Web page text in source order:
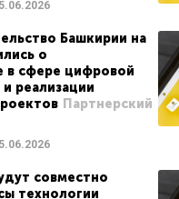
Башкирии на
о
в сфере цифровой
реализации
Партнерский
совместно
технологии